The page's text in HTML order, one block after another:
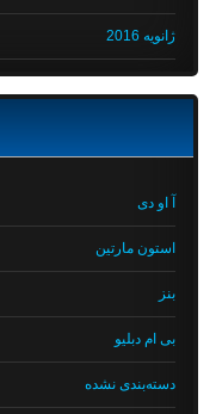
ژانویه 2016
آ او دی
استون مارتین
بی ام دبلیو
دسته‌بندی نشده